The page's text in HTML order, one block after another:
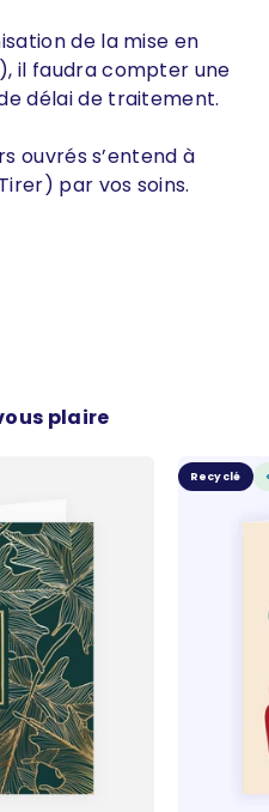
de la mise en
il faudra compter une
délai de traitement.
ouvrés s’entend à
par vos soins.
plaire
Recyclé